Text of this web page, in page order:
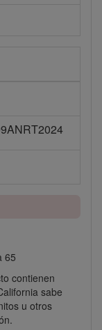
65
contienen
sabe
u otros